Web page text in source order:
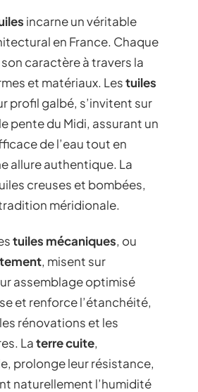
incarne un véritable
en France. Chaque
caractère à travers la
et matériaux. Lestuiles
profil galbé, s’invitent sur
pente du Midi, assurant un
de l’eau tout en
allure authentique. La
creuses et bombées,
méridionale.
tuiles mécaniques, ou
, misent sur
assemblage optimisé
et renforce l’étanchéité,
rénovations et les
Laterre cuite,
prolonge leur résistance,
naturellement l’humidité